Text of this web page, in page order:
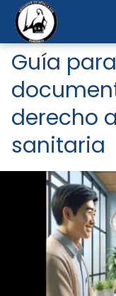
Guía
derecho
sanitaria